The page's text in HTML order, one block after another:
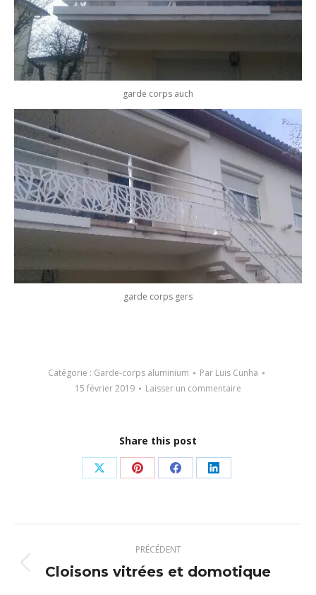
garde corps auch
garde corps gers
Catégorie : Garde-corps aluminium Par Luis Cunha
15 février 2019
Laisser un commentaire
Share this post
Partager
X
Partager
Pinterest
Partager
Facebook
Partager
LinkedIn
article
PRÉCÉDENT
Article
Cloisons vitrées et domotique